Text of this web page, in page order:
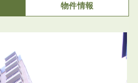
物件情報